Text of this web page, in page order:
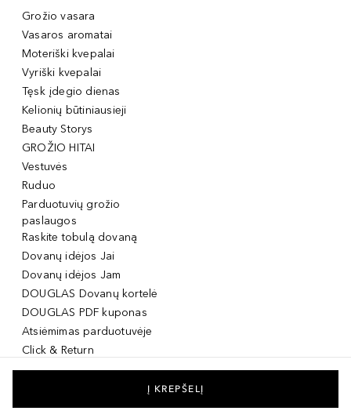
Grožio vasara
Vasaros aromatai
Moteriški kvepalai
Vyriški kvepalai
Tęsk įdegio dienas
Kelionių būtiniausieji
Beauty Storys
GROŽIO HITAI
Vestuvės
Ruduo
Parduotuvių grožio
paslaugos
Raskite tobulą dovaną
Dovanų idėjos Jai
Dovanų idėjos Jam
DOUGLAS Dovanų kortelė
DOUGLAS PDF kuponas
Atsiėmimas parduotuvėje
Click & Return
DOUGLAS Grožio Kortelė
Į KREPŠELĮ